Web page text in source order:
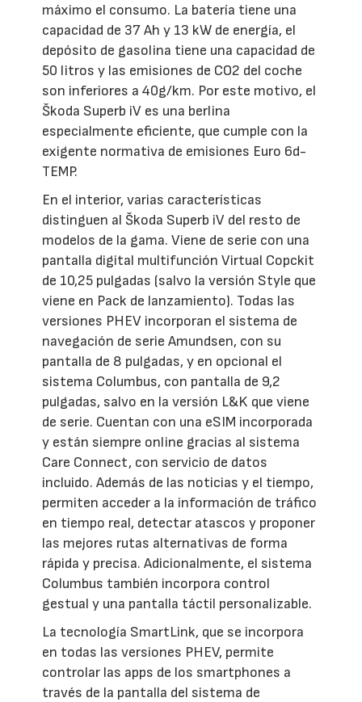
máximo el consumo. La batería tiene una
capacidad de 37 Ah y 13 kW de energía, el
depósito de gasolina tiene una capacidad de
50 litros y las emisiones de CO2 del coche
son inferiores a 40g/km. Por este motivo, el
Škoda Superb iV es una berlina
especialmente eficiente, que cumple con la
exigente normativa de emisiones Euro 6d-
TEMP.
En el interior, varias características
distinguen al Škoda Superb iV del resto de
modelos de la gama. Viene de serie con una
pantalla digital multifunción Virtual Copckit
de 10,25 pulgadas (salvo la versión Style que
viene en Pack de lanzamiento). Todas las
versiones PHEV incorporan el sistema de
navegación de serie Amundsen, con su
pantalla de 8 pulgadas, y en opcional el
sistema Columbus, con pantalla de 9,2
pulgadas, salvo en la versión L&K que viene
de serie. Cuentan con una eSIM incorporada
y están siempre online gracias al sistema
Care Connect, con servicio de datos
incluido. Además de las noticias y el tiempo,
permiten acceder a la información de tráfico
en tiempo real, detectar atascos y proponer
las mejores rutas alternativas de forma
rápida y precisa. Adicionalmente, el sistema
Columbus también incorpora control
gestual y una pantalla táctil personalizable.
La tecnología SmartLink, que se incorpora
en todas las versiones PHEV, permite
controlar las apps de los smartphones a
través de la pantalla del sistema de